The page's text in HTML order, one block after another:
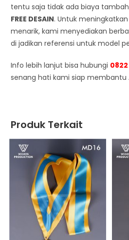
tentu saja tidak ada biaya
FREE DESAIN. Untuk
menarik, kami menyediakan
di jadikan referensi untuk model
Info lebih lanjut bisa hubungi
senang hati kami siap membantu
Produk Terkait